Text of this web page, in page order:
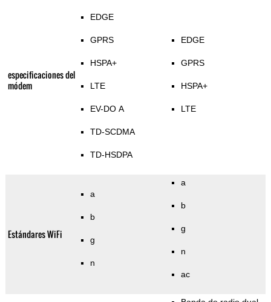
especificaciones del
módem
EDGE
GPRS
HSPA+
LTE
EV-DO A
TD-SCDMA
TD-HSDPA
EDGE
GPRS
HSPA+
LTE
Estándares WiFi
a
b
g
n
a
b
g
n
ac